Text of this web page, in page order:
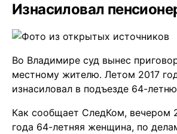
Изнасиловал
Во Владимире суд вынес
местному жителю. Летом 2017
изнасиловал в подъезде 64-
Как сообщает СледКом, вечером
года 64-летняя женщина, по